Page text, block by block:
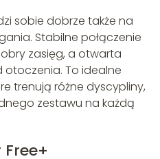
sobie dobrze także na
Stabilne połączenie
zasięg, a otwarta
To idealne
trenują różne dyscypliny,
zestawu na każdą